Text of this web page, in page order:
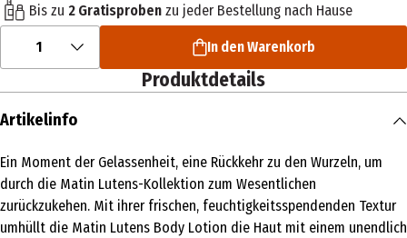
Bis zu 2 Gratisproben zu jeder Bestellung nach Hause
1 In den Warenkorb
Produktdetails
Artikelinfo
Ein Moment der Gelassenheit, eine Rückkehr zu den Wurzeln, um
durch die Matin Lutens-Kollektion zum Wesentlichen
zurückzukehen. Mit ihrer frischen, feuchtigkeitsspendenden Textur
umhüllt die Matin Lutens Body Lotion die Haut mit einem unendlich